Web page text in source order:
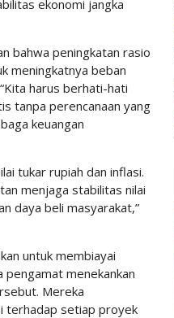
ekonomi jangka
bahwa peningkatan rasio
meningkatnya beban
harus berhati-hati
tanpa perencanaan yang
keuangan
tukar rupiah dan inflasi.
menjaga stabilitas nilai
daya beli masyarakat,”
untuk membiayai
menekankan
Mereka
terhadap setiap proyek